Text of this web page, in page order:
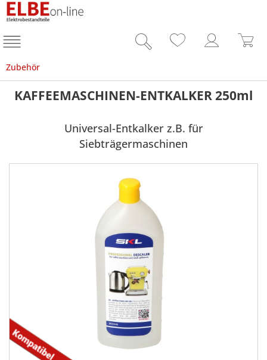
Zubehör
KAFFEEMASCHINEN-ENTKALKER 250ml
Universal-Entkalker z.B. für
Siebträgermaschinen